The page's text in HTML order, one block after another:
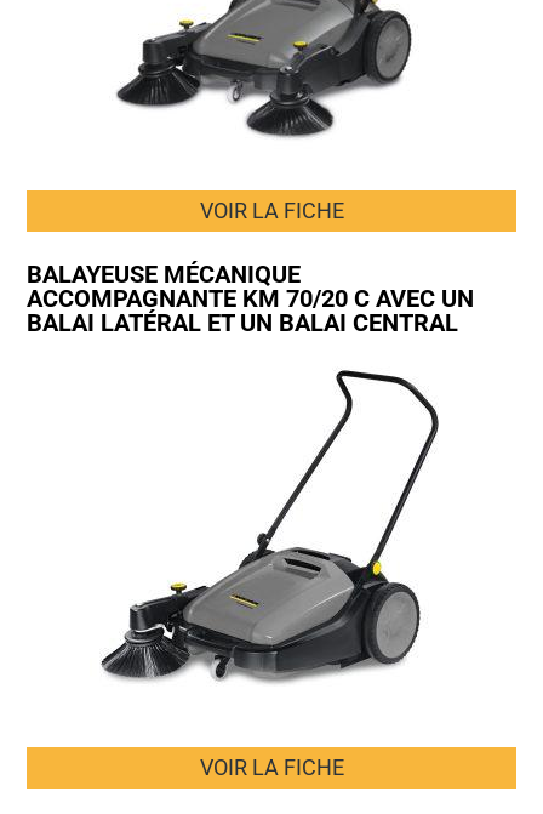
VOIR LA FICHE
BALAYEUSE MÉCANIQUE
ACCOMPAGNANTE KM 70/20 C AVEC UN
BALAI LATÉRAL ET UN BALAI CENTRAL
VOIR LA FICHE